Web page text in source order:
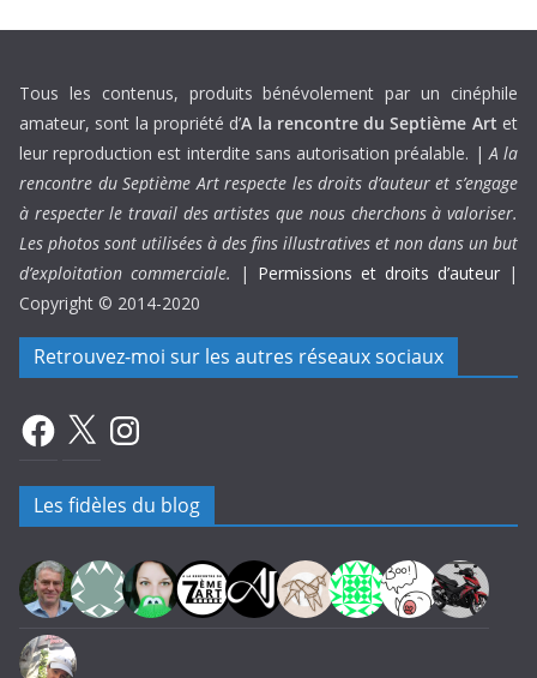
Tous les contenus, produits bénévolement par un cinéphile
amateur, sont la propriété d’A la rencontre du Septième Art et
leur reproduction est interdite sans autorisation préalable. |A la
rencontre du Septième Art respecte les droits d’auteur et s’engage
à respecter le travail des artistes que nous cherchons à valoriser.
Les photos sont utilisées à des fins illustratives et non dans un but
d’exploitation commerciale.
| Permissions et droits d’auteur |
Copyright © 2014-2020
Retrouvez-moi sur les autres réseaux sociaux
Facebook
X Instagram
Les fidèles du blog